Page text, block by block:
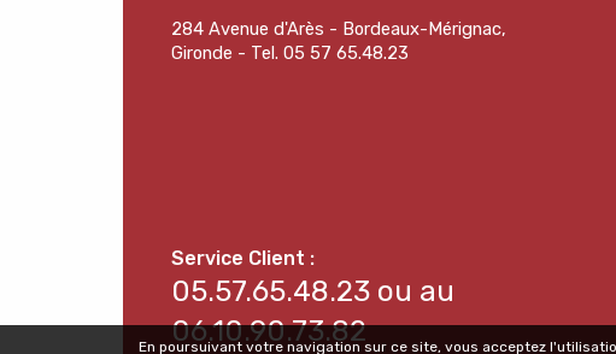
284 Avenue d'Arès - Bordeaux-Mérignac,
Gironde - Tel. 05 57 65.48.23
05.57.65.48.23 ou au
06.10.90.73.82
En poursuivant votre navigation sur ce site, vous acceptez